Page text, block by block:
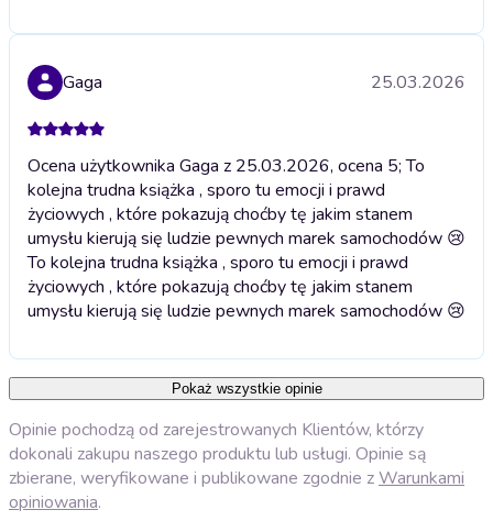
Gaga 25.03.2026
Ocena użytkownika Gaga z 25.03.2026, ocena 5; To
kolejna trudna książka , sporo tu emocji i prawd
życiowych , które pokazują choćby tę jakim stanem
umysłu kierują się ludzie pewnych marek samochodów 😢
To kolejna trudna książka , sporo tu emocji i prawd
życiowych , które pokazują choćby tę jakim stanem
umysłu kierują się ludzie pewnych marek samochodów 😢
Pokaż wszystkie opinie
Opinie pochodzą od zarejestrowanych Klientów, którzy
dokonali zakupu naszego produktu lub usługi. Opinie są
zbierane, weryfikowane i publikowane zgodnie zWarunkami
opiniowania.